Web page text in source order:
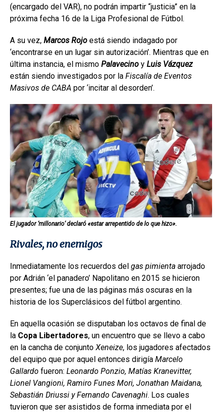
(encargado del VAR), no podrán impartir “justicia” en la
próxima fecha 16 de la Liga Profesional de Fútbol.
A su vez, Marcos Rojo está siendo indagado por
‘encontrarse en un lugar sin autorización’. Mientras que en
última instancia, el mismo Palavecino y Luis Vázquez
están siendo investigados por la Fiscalía de Eventos
Masivos de CABA por ‘incitar al desorden’.
El jugador ‘millonario’ declaró «estar arrepentido de lo que hizo».
Rivales, no enemigos
Inmediatamente los recuerdos del gas pimienta arrojado
por Adrián ‘el panadero’ Napolitano en 2015 se hicieron
presentes; fue una de las páginas más oscuras en la
historia de los Superclásicos del fútbol argentino.
En aquella ocasión se disputaban los octavos de final de
la Copa Libertadores, un encuentro que se llevo a cabo
en la cancha de conjunto Xeneize, los jugadores afectados
del equipo que por aquel entonces dirigía Marcelo
Gallardo fueron: Leonardo Ponzio, Matías Kranevitter,
Lionel Vangioni, Ramiro Funes Mori, Jonathan Maidana,
Sebastián Driussi y Fernando Cavenaghi. Los cuales
tuvieron que ser asistidos de forma inmediata por el